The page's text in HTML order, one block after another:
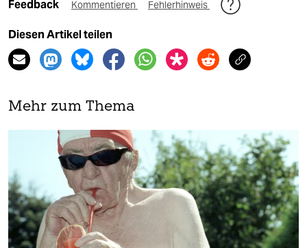
Feedback Kommentieren Fehlerhinweis
Diesen Artikel teilen
Mehr zum Thema